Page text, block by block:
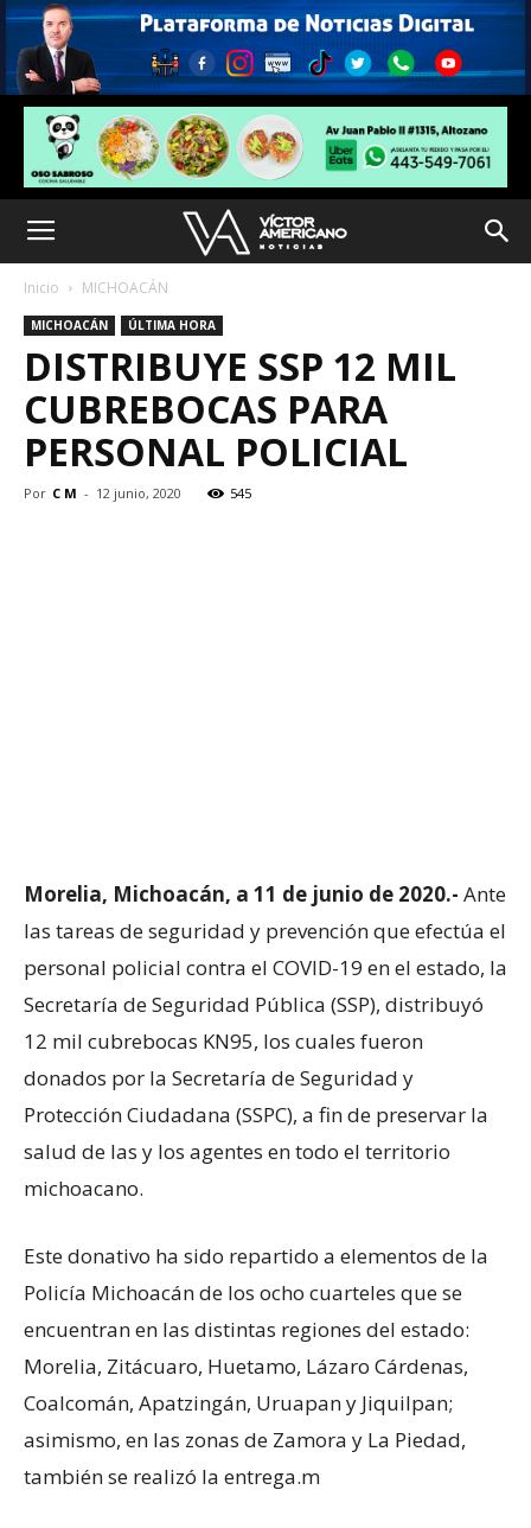
Inicio MICHOACÁN
MICHOACÁN ÚLTIMA HORA
DISTRIBUYE SSP 12 MIL
CUBREBOCAS PARA
PERSONAL POLICIAL
Por C M - 12 junio, 2020 545
Morelia, Michoacán, a 11 de junio de 2020.- Ante
las tareas de seguridad y prevención que efectúa el
personal policial contra el COVID-19 en el estado, la
Secretaría de Seguridad Pública (SSP), distribuyó
12 mil cubrebocas KN95, los cuales fueron
donados por la Secretaría de Seguridad y
Protección Ciudadana (SSPC), a fin de preservar la
salud de las y los agentes en todo el territorio
michoacano.
Este donativo ha sido repartido a elementos de la
Policía Michoacán de los ocho cuarteles que se
encuentran en las distintas regiones del estado:
Morelia, Zitácuaro, Huetamo, Lázaro Cárdenas,
Coalcomán, Apatzingán, Uruapan y Jiquilpan;
asimismo, en las zonas de Zamora y La Piedad,
también se realizó la entrega.m